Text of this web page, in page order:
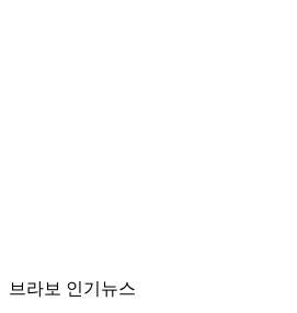
브라보 인기뉴스